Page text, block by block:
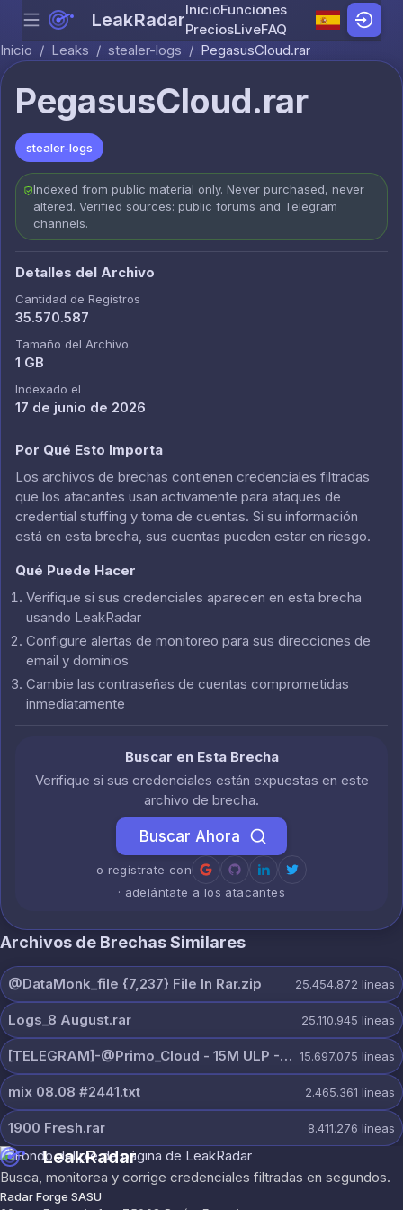
Skip to content
Menu LeakRadarInicioFunciones
PreciosLiveFAQ
Inicio / Leaks / stealer-logs / PegasusCloud.rar
PegasusCloud.rar
stealer-logs
Indexed from public material only. Never purchased, never
altered. Verified sources: public forums and Telegram
channels.
Detalles del Archivo
Cantidad de Registros
35.570.587
Tamaño del Archivo
1 GB
Indexado el
17 de junio de 2026
Por Qué Esto Importa
Los archivos de brechas contienen credenciales filtradas
que los atacantes usan activamente para ataques de
credential stuffing y toma de cuentas. Si su información
está en esta brecha, sus cuentas pueden estar en riesgo.
Qué Puede Hacer
Verifique si sus credenciales aparecen en esta brecha
usando LeakRadar
Configure alertas de monitoreo para sus direcciones de
email y dominios
Cambie las contraseñas de cuentas comprometidas
inmediatamente
Buscar en Esta Brecha
Verifique si sus credenciales están expuestas en este
archivo de brecha.
Buscar Ahora
o regístrate con
· adelántate a los atacantes
Archivos de Brechas Similares
@DataMonk_file {7,237} File In Rar.zip 25.454.872 líneas
Logs_8 August.rar 25.110.945 líneas
[TELEGRAM]-@Primo_Cloud - 15M ULP - 8 AUG.txt 15.697.075 líneas
mix 08.08 #2441.txt 2.465.361 líneas
1900 Fresh.rar 8.411.276 líneas
LeakRadar
Busca, monitorea y corrige credenciales filtradas en segundos.
Radar Forge SASU